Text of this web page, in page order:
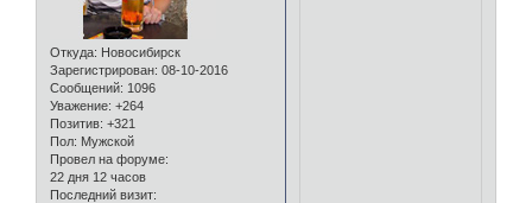
Откуда: Новосибирск
Зарегистрирован: 08-10-2016
Сообщений: 1096
Уважение: +264
Позитив: +321
Пол: Мужской
Провел на форуме:
22 дня 12 часов
Последний визит: